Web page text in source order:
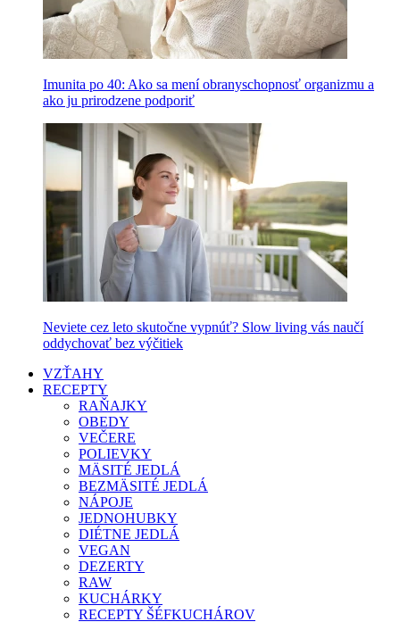
Imunita po 40: Ako sa mení obranyschopnosť organizmu a
ako ju prirodzene podporiť
Neviete cez leto skutočne vypnúť? Slow living vás naučí
oddychovať bez výčitiek
VZŤAHY
RECEPTY
RAŇAJKY
OBEDY
VEČERE
POLIEVKY
MÄSITÉ JEDLÁ
BEZMÄSITÉ JEDLÁ
NÁPOJE
JEDNOHUBKY
DIÉTNE JEDLÁ
VEGAN
DEZERTY
RAW
KUCHÁRKY
RECEPTY ŠÉFKUCHÁROV